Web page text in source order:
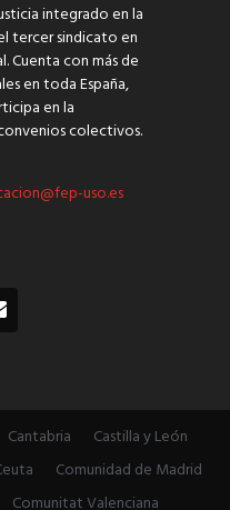
integrado en la
tercer sindicato en
Cuenta con más de
en toda España,
en la
colectivos.
uso.es
Cantabria
Castilla y León
Comunidad de Madrid
Comunitat Valenciana